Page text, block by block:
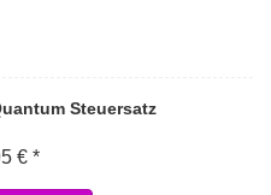
Steuersatz
€ *